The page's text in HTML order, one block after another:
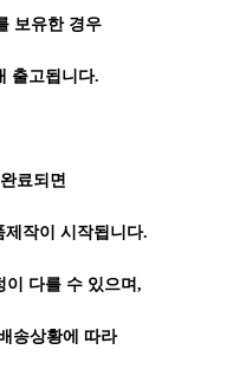
보유한 경우
출고됩니다.
료되면
작이 시작됩니다.
이 다를 수 있으며,
송상황에 따라